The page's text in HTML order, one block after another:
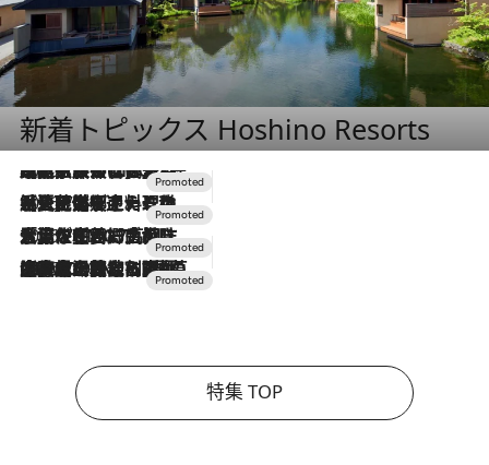
新着トピックス Hoshino Resorts
2026.7.31
【ホテル帰省】という選択肢をOMOが提案。家族とほどよい距離を保つには「昼は実家、夜は気兼ねなくホテルで！」
2026.7.24
【夏限定ディナーコース】旬を迎える稚鮎や花ズッキーニなどをイタリア・トスカーナの郷土料理の手法で満喫！
2026.7.17
「土佐和ハーブかき氷」がOMO7高知に登場！生姜、山椒、大葉など目にも舌にも涼を呼ぶ郷土の味
2026.7.10
NEW OPEN！【界 草津】名湯の地に誕生。趣の異なる2種の温泉と上州ならではの会席・蕎麦割烹など美食を味わう究極の癒やし旅
特集 TOP